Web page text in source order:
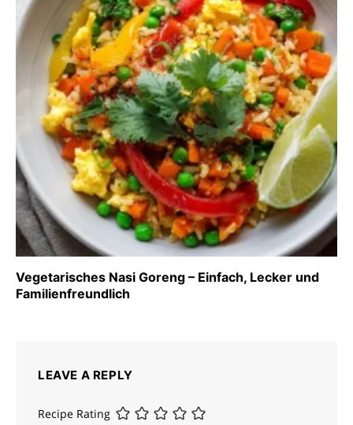
Vegetarisches Nasi Goreng – Einfach, Lecker und
Familienfreundlich
LEAVE A REPLY
Recipe Rating